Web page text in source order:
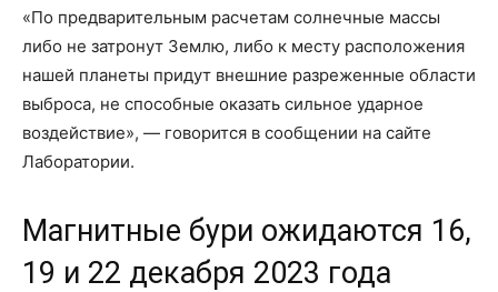
«По предварительным расчетам солнечные массы
либо не затронут Землю, либо к месту расположения
нашей планеты придут внешние разреженные области
выброса, не способные оказать сильное ударное
воздействие», — говорится в сообщении на сайте
Лаборатории.
Магнитные бури ожидаются 16,
19 и 22 декабря 2023 года